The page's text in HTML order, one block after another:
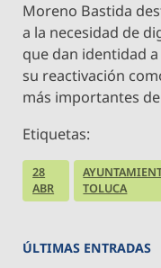
Moreno Bastida
a la necesidad de
que dan identidad
su reactivación
más importantes
Etiquetas:
28
ABR
TOLUCA
ÚLTIMAS ENTRADAS